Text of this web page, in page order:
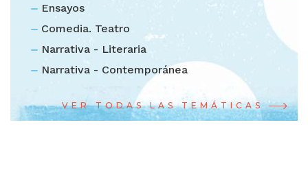
Ensayos
Comedia. Teatro
Narrativa - Literaria
Narrativa - Contemporánea
VER TODAS LAS TEMÁTICAS